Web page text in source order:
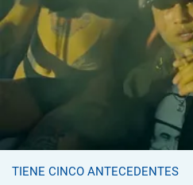
TIENE CINCO ANTECEDENTES